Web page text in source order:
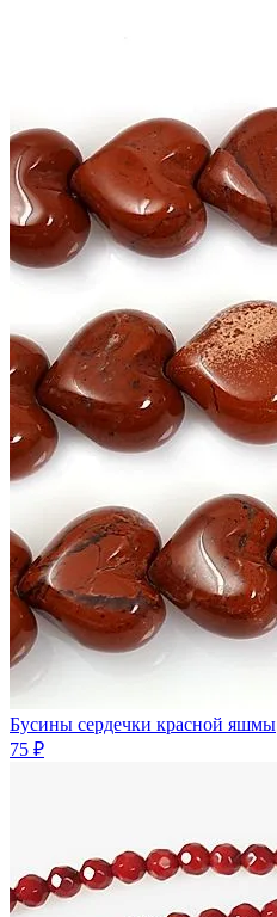
Бусины сердечки красной яшмы
75 ₽